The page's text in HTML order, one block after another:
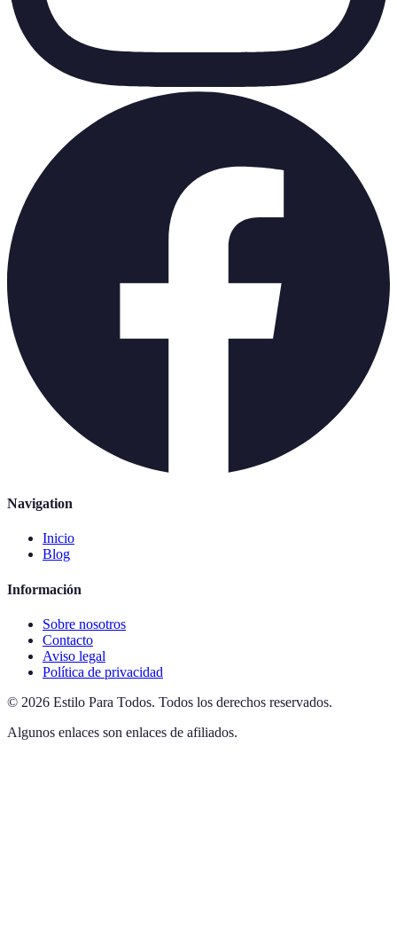
Navigation
Inicio
Blog
Información
Sobre nosotros
Contacto
Aviso legal
Política de privacidad
© 2026 Estilo Para Todos. Todos los derechos reservados.
Algunos enlaces son enlaces de afiliados.